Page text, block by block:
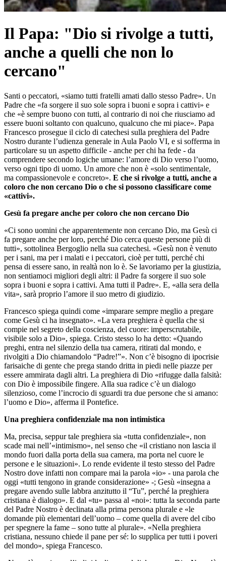
Il Papa: "Dio si rivolge a tutti,
anche a quelli che non lo
cercano"
Santi o peccatori, «siamo tutti fratelli amati dallo stesso Padre». Un
Padre che «fa sorgere il suo sole sopra i buoni e sopra i cattivi» e
che «è sempre buono con tutti, al contrario di noi che riusciamo ad
essere buoni soltanto con qualcuno, qualcuno che mi piace». Papa
Francesco prosegue il ciclo di catechesi sulla preghiera del Padre
Nostro durante l’udienza generale in Aula Paolo VI, e si sofferma in
particolare su un aspetto difficile - anche per chi ha fede - da
comprendere secondo logiche umane: l’amore di Dio verso l’uomo,
verso ogni tipo di uomo. Un amore che non è «solo sentimentale,
ma compassionevole e concreto». E che si rivolge a tutti, anche a
coloro che non cercano Dio o che si possono classificare come
«cattivi».
Gesù fa pregare anche per coloro che non cercano Dio
«Ci sono uomini che apparentemente non cercano Dio, ma Gesù ci
fa pregare anche per loro, perché Dio cerca queste persone più di
tutti», sottolinea Bergoglio nella sua catechesi. «Gesù non è venuto
per i sani, ma per i malati e i peccatori, cioè per tutti, perché chi
pensa di essere sano, in realtà non lo è. Se lavoriamo per la giustizia,
non sentiamoci migliori degli altri: il Padre fa sorgere il suo sole
sopra i buoni e sopra i cattivi. Ama tutti il Padre». E, «alla sera della
vita», sarà proprio l’amore il suo metro di giudizio.
Francesco spiega quindi come «imparare sempre meglio a pregare
come Gesù ci ha insegnato». «La vera preghiera è quella che si
compie nel segreto della coscienza, del cuore: imperscrutabile,
visibile solo a Dio», spiega. Cristo stesso lo ha detto: «Quando
preghi, entra nel silenzio della tua camera, ritirati dal mondo, e
rivolgiti a Dio chiamandolo “Padre!”». Non c’è bisogno di ipocrisie
farisaiche di gente che prega stando dritta in piedi nelle piazze per
essere ammirata dagli altri. La preghiera di Dio «rifugge dalla falsità:
con Dio è impossibile fingere. Alla sua radice c’è un dialogo
silenzioso, come l’incrocio di sguardi tra due persone che si amano:
l’uomo e Dio», afferma il Pontefice.
Una preghiera confidenziale ma non intimistica
Ma, precisa, seppur tale preghiera sia «tutta confidenziale», non
scade mai nell’«intimismo», nel senso che «il cristiano non lascia il
mondo fuori dalla porta della sua camera, ma porta nel cuore le
persone e le situazioni». Lo rende evidente il testo stesso del Padre
Nostro dove infatti non compare mai la parola «io» - una parola che
oggi «tutti tengono in grande considerazione» -; Gesù «insegna a
pregare avendo sulle labbra anzitutto il “Tu”, perché la preghiera
cristiana è dialogo». E dal «tu» passa al «noi»: tutta la seconda parte
del Padre Nostro è declinata alla prima persona plurale e «le
domande più elementari dell’uomo – come quella di avere del cibo
per spegnere la fame – sono tutte al plurale». «Nella preghiera
cristiana, nessuno chiede il pane per sé: lo supplica per tutti i poveri
del mondo», spiega Francesco.